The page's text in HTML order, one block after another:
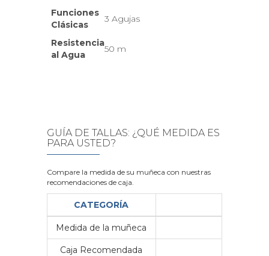
Funciones
Clásicas
3 Agujas
Resistencia
al Agua
50 m
GUÍA DE TALLAS: ¿QUÉ MEDIDA ES
PARA USTED?
Compare la medida de su muñeca con nuestras
recomendaciones de caja.
CATEGORÍA
Medida de la muñeca
Caja Recomendada